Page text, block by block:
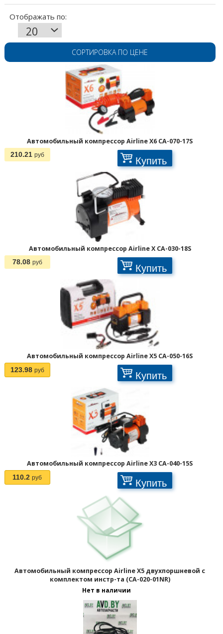
СОРТИРОВКА ПО ЦЕНЕ
Автомобильный компрессор Airline X6 CA-070-17S
210.21 руб Купить
Автомобильный компрессор Airline X CA-030-18S
78.08 руб Купить
Автомобильный компрессор Airline X5 CA-050-16S
123.98 руб Купить
Автомобильный компрессор Airline X3 CA-040-15S
110.2 руб Купить
Автомобильный компрессор Airline X5 двухпоршневой с
комплектом инстр-та (CA-020-01NR)
Нет в наличии